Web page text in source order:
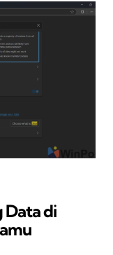
Data di